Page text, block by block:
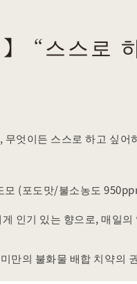
】 “스스로
무엇이든 스스로 하고 싶
모 (포도맛/불소농도
인기 있는 향으로, 매일
만의 불화물 배합 치약의